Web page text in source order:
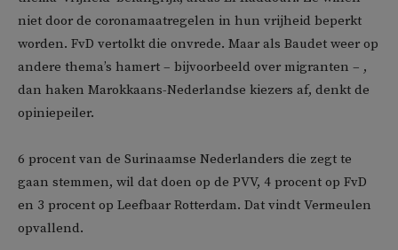
niet door de coronamaatregelen in hun vrijheid beperkt
worden. FvD vertolkt die onvrede. Maar als Baudet weer op
andere thema’s hamert – bijvoorbeeld over migranten – ,
dan haken Marokkaans-Nederlandse kiezers af, denkt de
opiniepeiler.
6 procent van de Surinaamse Nederlanders die zegt te
gaan stemmen, wil dat doen op de PVV, 4 procent op FvD
en 3 procent op Leefbaar Rotterdam. Dat vindt Vermeulen
opvallend.